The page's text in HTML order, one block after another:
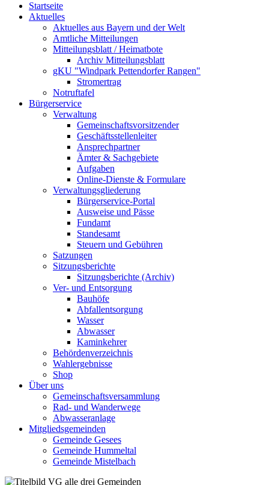
Startseite
Aktuelles
Aktuelles aus Bayern und der Welt
Amtliche Mitteilungen
Mitteilungsblatt / Heimatbote
Archiv Mitteilungsblatt
gKU "Windpark Pettendorfer Rangen"
Stromertrag
Notruftafel
Bürgerservice
Verwaltung
Gemeinschaftsvorsitzender
Geschäftsstellenleiter
Ansprechpartner
Ämter & Sachgebiete
Aufgaben
Online-Dienste & Formulare
Verwaltungsgliederung
Bürgerservice-Portal
Ausweise und Pässe
Fundamt
Standesamt
Steuern und Gebühren
Satzungen
Sitzungsberichte
Sitzungsberichte (Archiv)
Ver- und Entsorgung
Bauhöfe
Abfallentsorgung
Wasser
Abwasser
Kaminkehrer
Behördenverzeichnis
Wahlergebnisse
Shop
Über uns
Gemeinschaftsversammlung
Rad- und Wanderwege
Abwasseranlage
Mitgliedsgemeinden
Gemeinde Gesees
Gemeinde Hummeltal
Gemeinde Mistelbach